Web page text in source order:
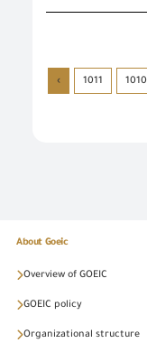
1010
1011
›
About Goeic
Overview of GOEIC
GOEIC policy
Organizational structure